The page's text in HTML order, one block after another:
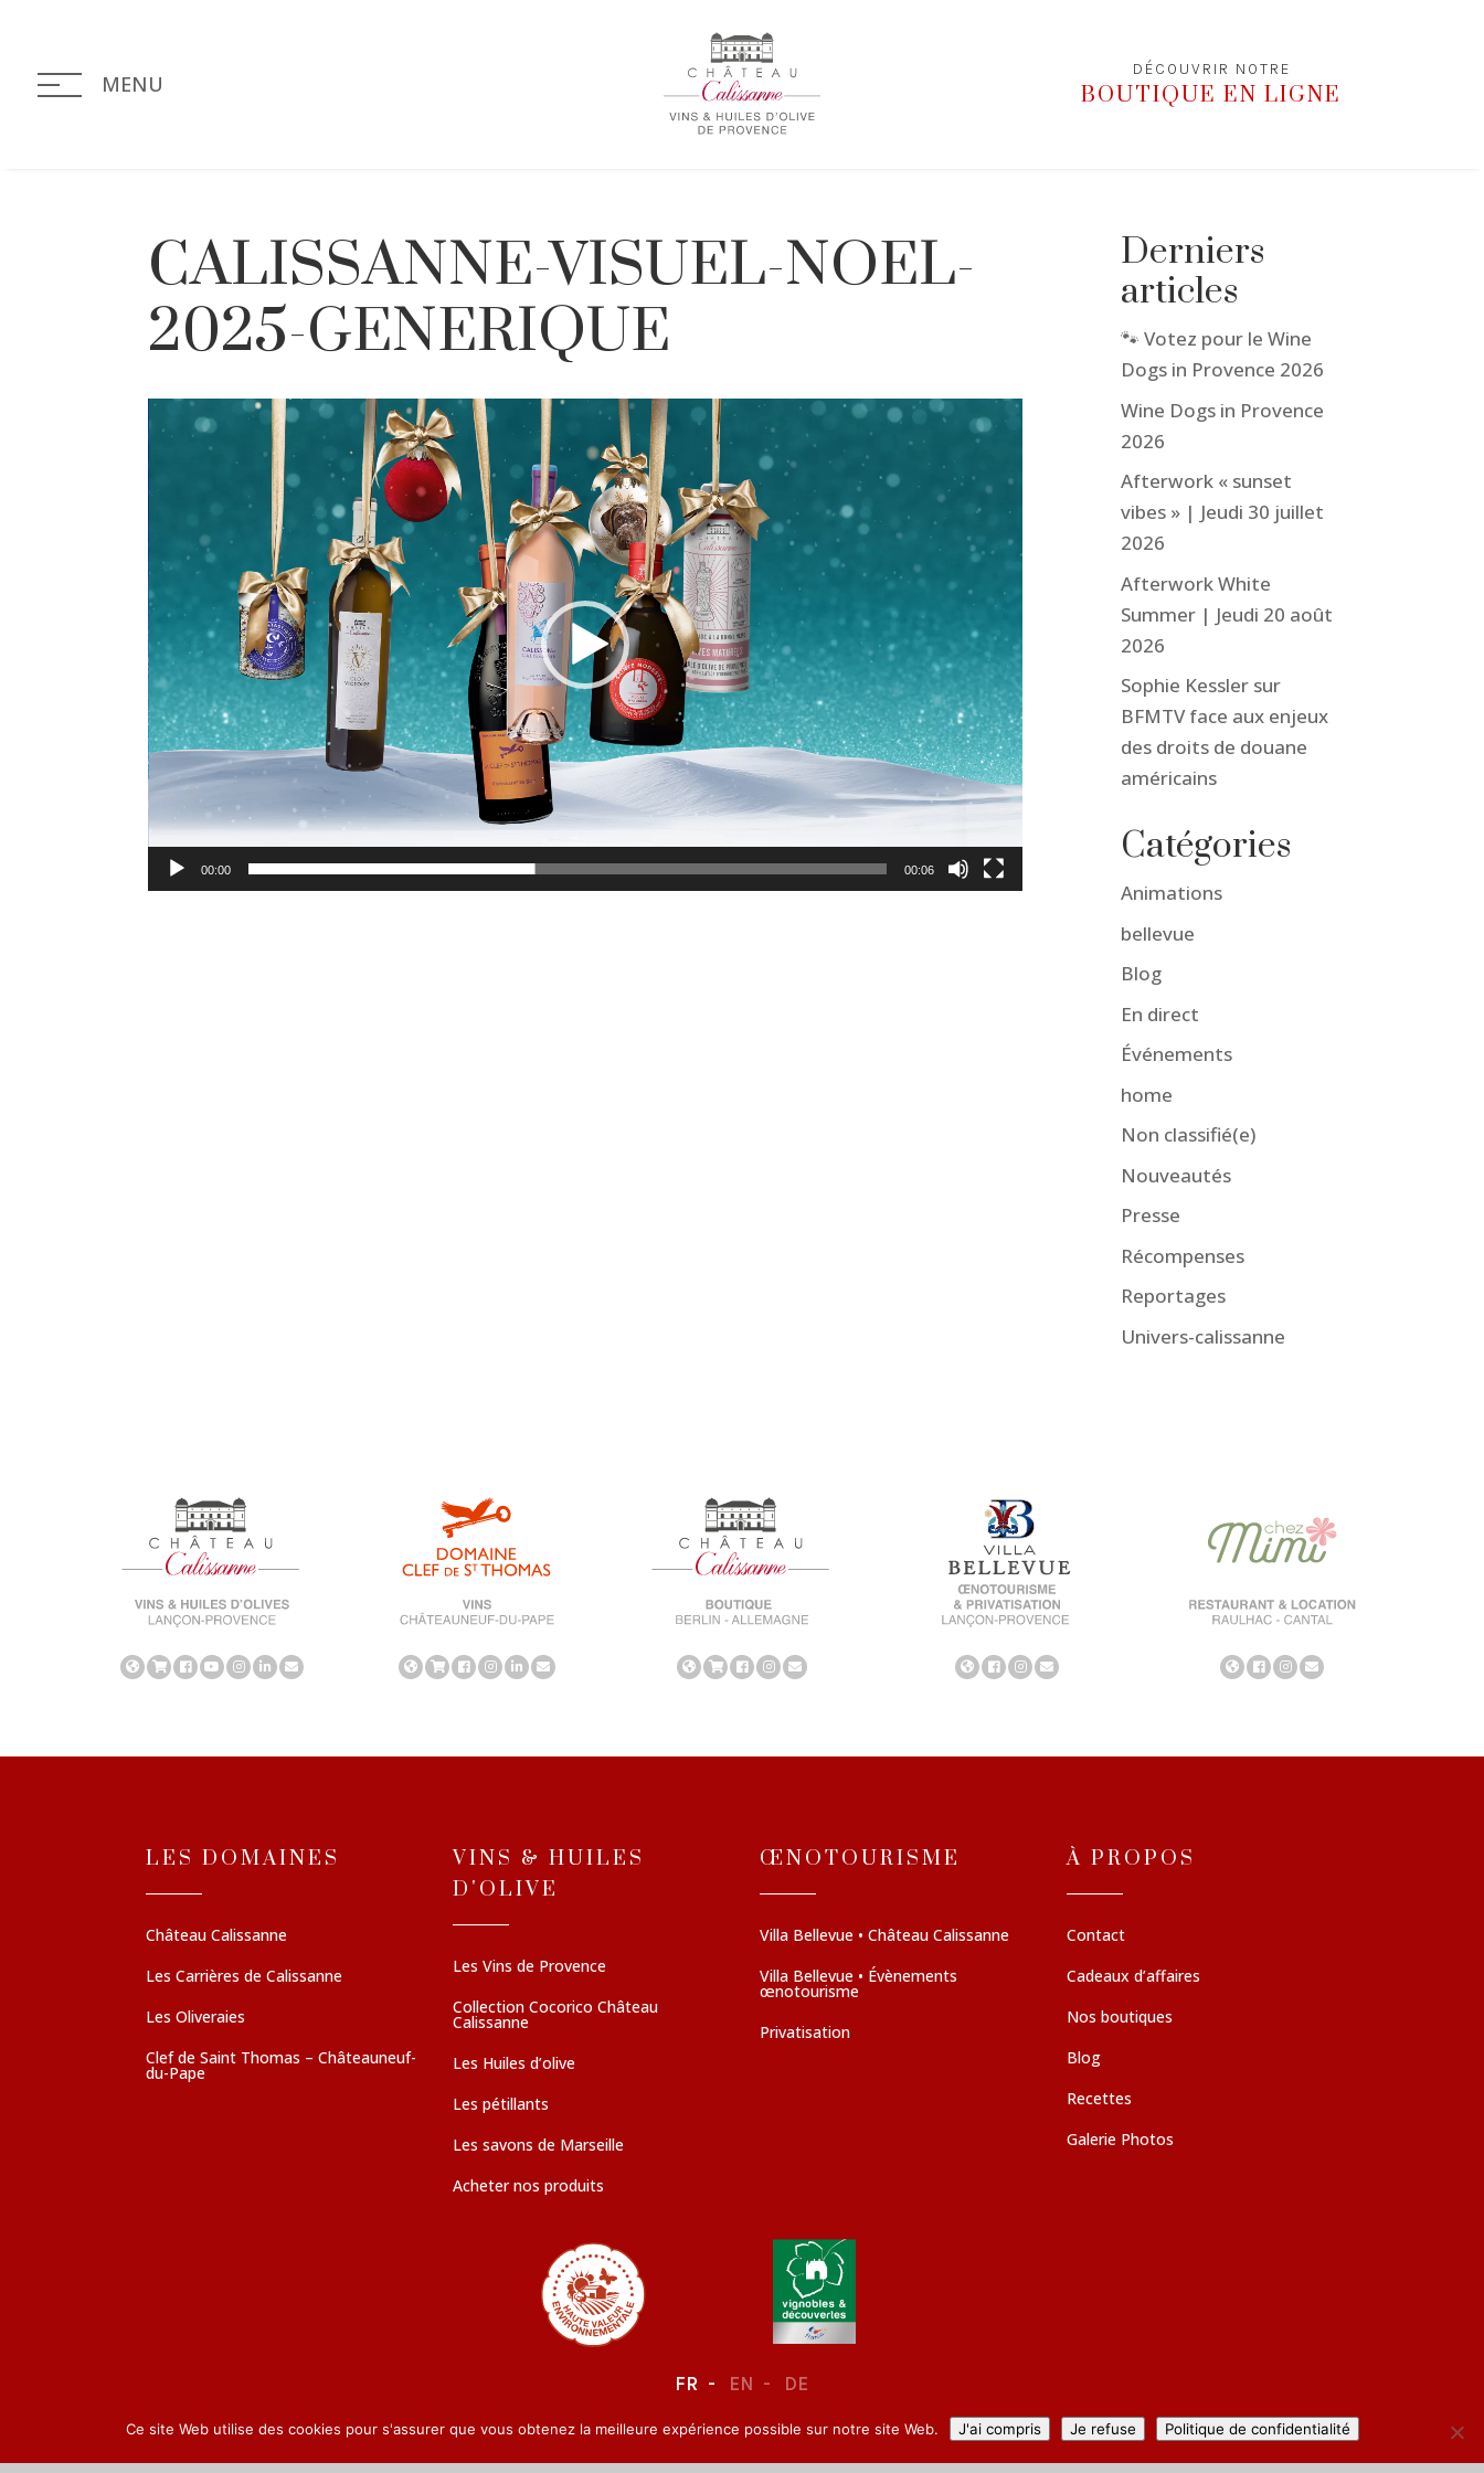
MENU
DÉCOUVRIR NOTRE
BOUTIQUE EN LIGNE
CALISSANNE-VISUEL-NOEL-
2025-GENERIQUE
00:00 00:06
Derniers
articles
🐾 Votez pour le Wine
Dogs in Provence 2026
Wine Dogs in Provence
2026
Afterwork « sunset
vibes » | Jeudi 30 juillet
2026
Afterwork White
Summer | Jeudi 20 août
2026
Sophie Kessler sur
BFMTV face aux enjeux
des droits de douane
américains
Catégories
Animations
bellevue
Blog
En direct
Événements
home
Non classifié(e)
Nouveautés
Presse
Récompenses
Reportages
Univers-calissanne
LES DOMAINES
Château Calissanne
Les Carrières de Calissanne
Les Oliveraies
Clef de Saint Thomas – Châteauneuf-
du-Pape
VINS & HUILES
D'OLIVE
Les Vins de Provence
Collection Cocorico Château
Calissanne
Les Huiles d’olive
Les pétillants
Les savons de Marseille
Acheter nos produits
ŒNOTOURISME
Villa Bellevue • Château Calissanne
Villa Bellevue • Évènements
œnotourisme
Privatisation
À PROPOS
Contact
Cadeaux d’affaires
Nos boutiques
Blog
Recettes
Galerie Photos
FR EN DE
Ce site Web utilise des cookies pour s'assurer que vous obtenez la meilleure expérience possible sur notre site Web. J'ai compris Je refuse Politique de confidentialité